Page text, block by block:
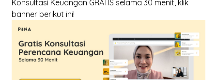
Konsultasi Keuangan GRATIS selama 30 menit, klik
banner berikut ini!